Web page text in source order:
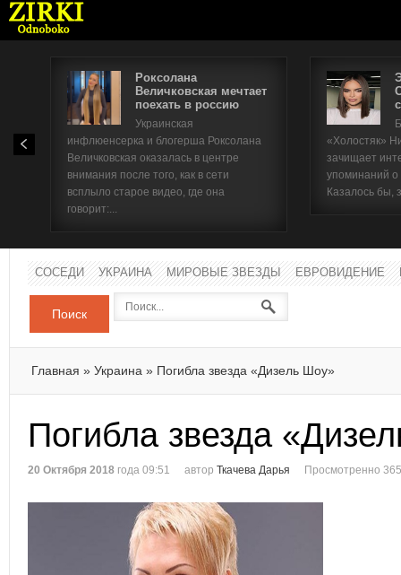
Роксолана
Величковская мечтает
поехать в россию
Украинская
инфлюенсерка и блогерша Роксолана
Величковская оказалась в центре
внимания после того, как в сети
всплыло старое видео, где она
говорит:...
«Холостяк»
зачищает
упоминаний
Казалось бы,
СОСЕДИ УКРАИНА МИРОВЫЕ ЗВЕЗДЫ ЕВРОВИДЕНИЕ
Поиск
Главная » Украина » Погибла звезда «Дизель Шоу»
Погибла звезда
20 Октября 2018 года 09:51 автор Ткачева Дарья Просмотренно
Имя